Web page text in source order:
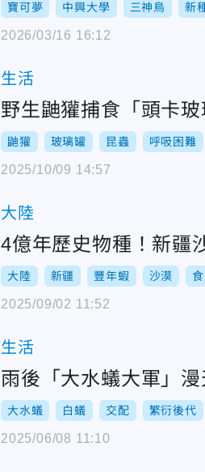
寶可夢 中興大學 三神鳥 新
2026/03/16 16:12
生活
野生鼬獾捕食「頭卡
鼬獾 玻璃罐 昆蟲 呼吸困難
2025/10/09 14:57
大陸
4億年歷史物種！新疆
大陸 新疆 豐年蝦 沙漠
2025/09/02 11:52
生活
雨後「大水蟻大軍」
大水蟻 白蟻 交配 繁衍後代
2025/06/08 11:10